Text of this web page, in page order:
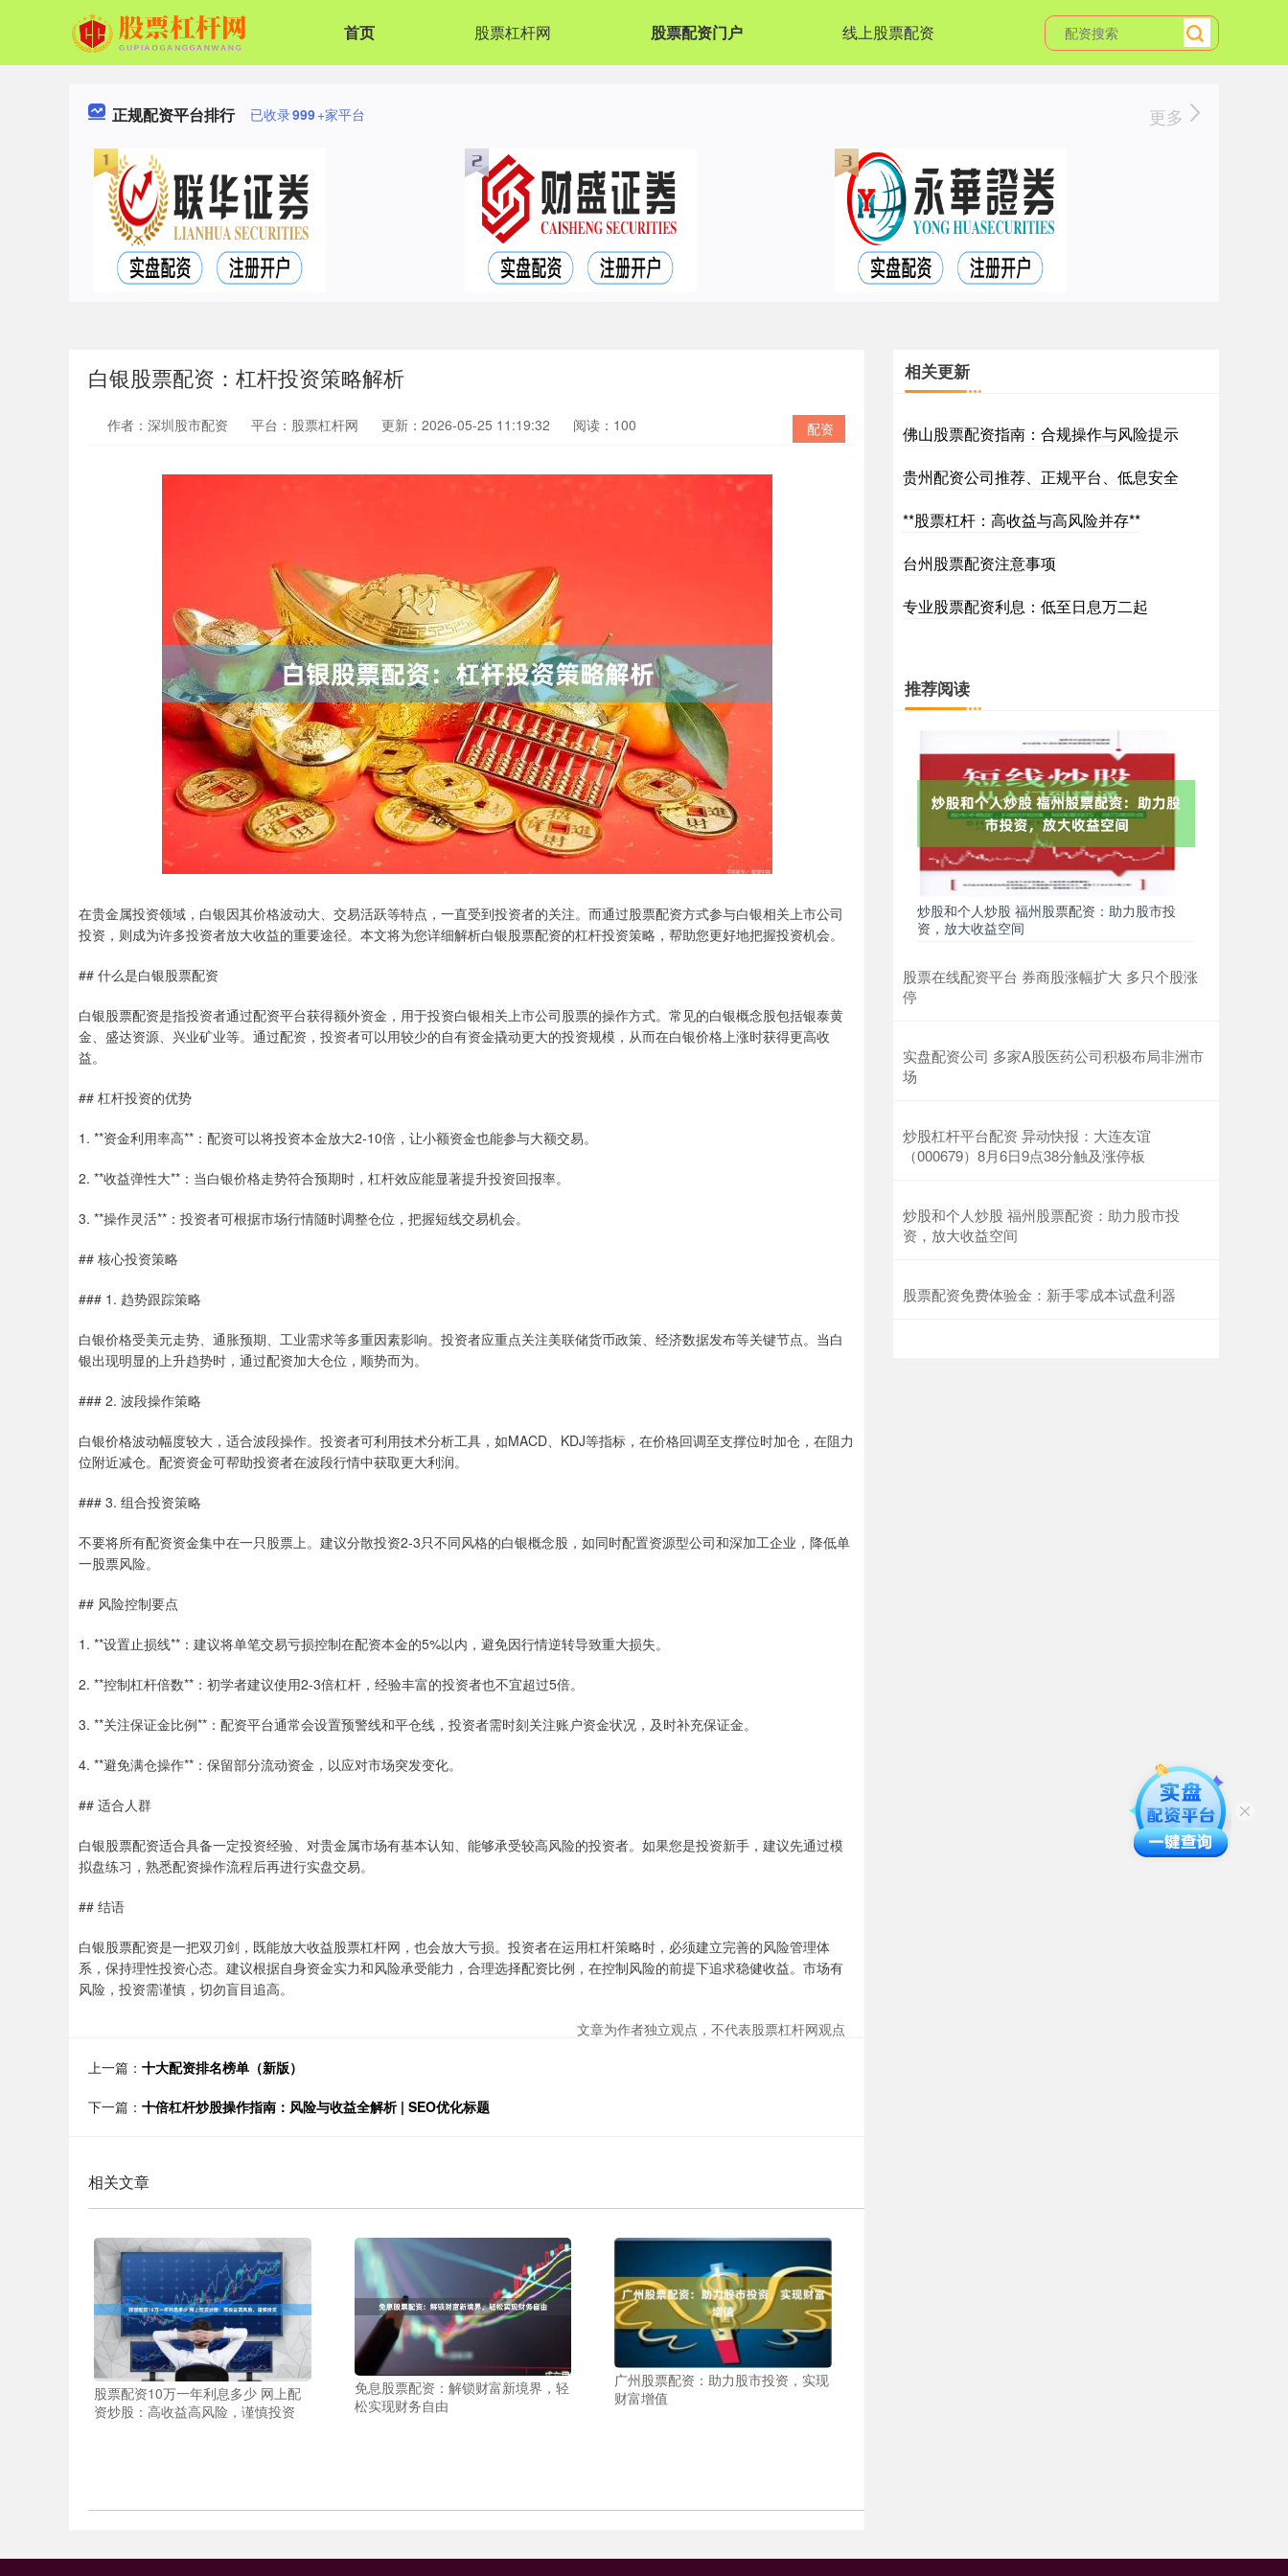
首页 股票杠杆网 股票配资门户 线上股票配资
正规配资平台排行 已收录999+家平台 更多
白银股票配资：杠杆投资策略解析
配资
作者：深圳股市配资 平台：股票杠杆网 更新：2026-05-25 11:19:32 阅读：100
在贵金属投资领域，白银因其价格波动大、交易活跃等特点，一直受到投资者的关注。而通过股票配资方式参与白银相关上市公司
投资，则成为许多投资者放大收益的重要途径。本文将为您详细解析白银股票配资的杠杆投资策略，帮助您更好地把握投资机会。
## 什么是白银股票配资
白银股票配资是指投资者通过配资平台获得额外资金，用于投资白银相关上市公司股票的操作方式。常见的白银概念股包括银泰黄
金、盛达资源、兴业矿业等。通过配资，投资者可以用较少的自有资金撬动更大的投资规模，从而在白银价格上涨时获得更高收
益。
## 杠杆投资的优势
1. **资金利用率高**：配资可以将投资本金放大2-10倍，让小额资金也能参与大额交易。
2. **收益弹性大**：当白银价格走势符合预期时，杠杆效应能显著提升投资回报率。
3. **操作灵活**：投资者可根据市场行情随时调整仓位，把握短线交易机会。
## 核心投资策略
### 1. 趋势跟踪策略
白银价格受美元走势、通胀预期、工业需求等多重因素影响。投资者应重点关注美联储货币政策、经济数据发布等关键节点。当白
银出现明显的上升趋势时，通过配资加大仓位，顺势而为。
### 2. 波段操作策略
白银价格波动幅度较大，适合波段操作。投资者可利用技术分析工具，如MACD、KDJ等指标，在价格回调至支撑位时加仓，在阻力
位附近减仓。配资资金可帮助投资者在波段行情中获取更大利润。
### 3. 组合投资策略
不要将所有配资资金集中在一只股票上。建议分散投资2-3只不同风格的白银概念股，如同时配置资源型公司和深加工企业，降低单
一股票风险。
## 风险控制要点
1. **设置止损线**：建议将单笔交易亏损控制在配资本金的5%以内，避免因行情逆转导致重大损失。
2. **控制杠杆倍数**：初学者建议使用2-3倍杠杆，经验丰富的投资者也不宜超过5倍。
3. **关注保证金比例**：配资平台通常会设置预警线和平仓线，投资者需时刻关注账户资金状况，及时补充保证金。
4. **避免满仓操作**：保留部分流动资金，以应对市场突发变化。
## 适合人群
白银股票配资适合具备一定投资经验、对贵金属市场有基本认知、能够承受较高风险的投资者。如果您是投资新手，建议先通过模
拟盘练习，熟悉配资操作流程后再进行实盘交易。
## 结语
白银股票配资是一把双刃剑，既能放大收益股票杠杆网，也会放大亏损。投资者在运用杠杆策略时，必须建立完善的风险管理体
系，保持理性投资心态。建议根据自身资金实力和风险承受能力，合理选择配资比例，在控制风险的前提下追求稳健收益。市场有
风险，投资需谨慎，切勿盲目追高。
文章为作者独立观点，不代表股票杠杆网观点
上一篇： 十大配资排名榜单（新版）
下一篇： 十倍杠杆炒股操作指南：风险与收益全解析 | SEO优化标题
相关文章
股票配资10万一年利息多少 网上配
资炒股：高收益高风险，谨慎投资
免息股票配资：解锁财富新境界，轻
松实现财务自由
广州股票配资：助力股市投资，实现
财富增值
相关更新
佛山股票配资指南：合规操作与风险提示
贵州配资公司推荐、正规平台、低息安全
**股票杠杆：高收益与高风险并存**
台州股票配资注意事项
专业股票配资利息：低至日息万二起
推荐阅读
炒股和个人炒股 福州股票配资：助力股市投
资，放大收益空间
股票在线配资平台 券商股涨幅扩大 多只个股涨
停
实盘配资公司 多家A股医药公司积极布局非洲市
场
炒股杠杆平台配资 异动快报：大连友谊
（000679）8月6日9点38分触及涨停板
炒股和个人炒股 福州股票配资：助力股市投
资，放大收益空间
股票配资免费体验金：新手零成本试盘利器